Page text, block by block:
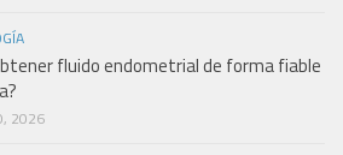
fluido endometrial de forma fiable
2026